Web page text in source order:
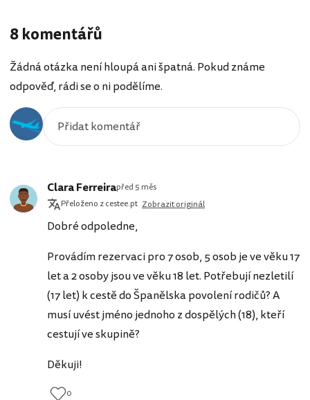
8 komentářů
Žádná otázka není hloupá ani špatná. Pokud známe
odpověď, rádi se o ni podělíme.
Clara Ferreirapřed 5 měs
Přeloženo z cestee.pt Zobrazit originál
Dobré odpoledne,
Provádím rezervaci pro 7 osob, 5 osob je ve věku 17
let a 2 osoby jsou ve věku 18 let. Potřebují nezletilí
(17 let) k cestě do Španělska povolení rodičů? A
musí uvést jméno jednoho z dospělých (18), kteří
cestují ve skupině?
Děkuji!
0